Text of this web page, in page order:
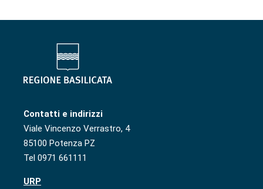
Contatti e indirizzi
Viale Vincenzo Verrastro, 4
85100 Potenza PZ
Tel 0971 661111
URP